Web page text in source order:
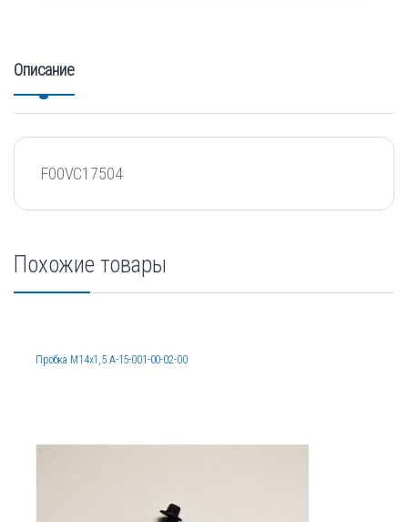
Описание
F00VC17504
Похожие товары
Пробка М14х1,5 А-15-001-00-02-00